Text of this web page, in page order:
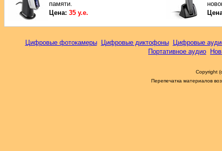
памяти.
Цена: 35 у.е.
Цифровые фотокамеры Цифровые диктофоны
Цифровые
Портативное аудио
Copyright
Перепечатка материалов